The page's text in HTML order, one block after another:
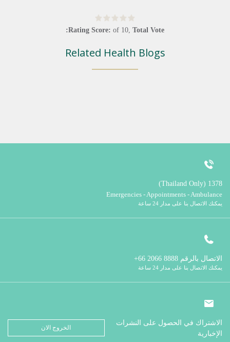
Rating Score: of 10, Total Vote:
Related Health Blogs
1378 (Thailand Only)
Emergencies - Appointments - Ambulance
يمكنك الاتصال بنا على مدار 24 ساعة
الاتصال بالرقم
يمكنك الاتصال بنا على مدار 24 ساعة
الاشتراك في الحصول على النشرات
الإخبارية
الخروج الان